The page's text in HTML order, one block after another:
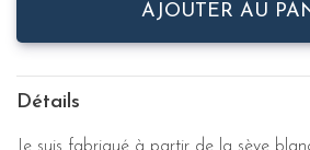
AJOUTER AU
Détails